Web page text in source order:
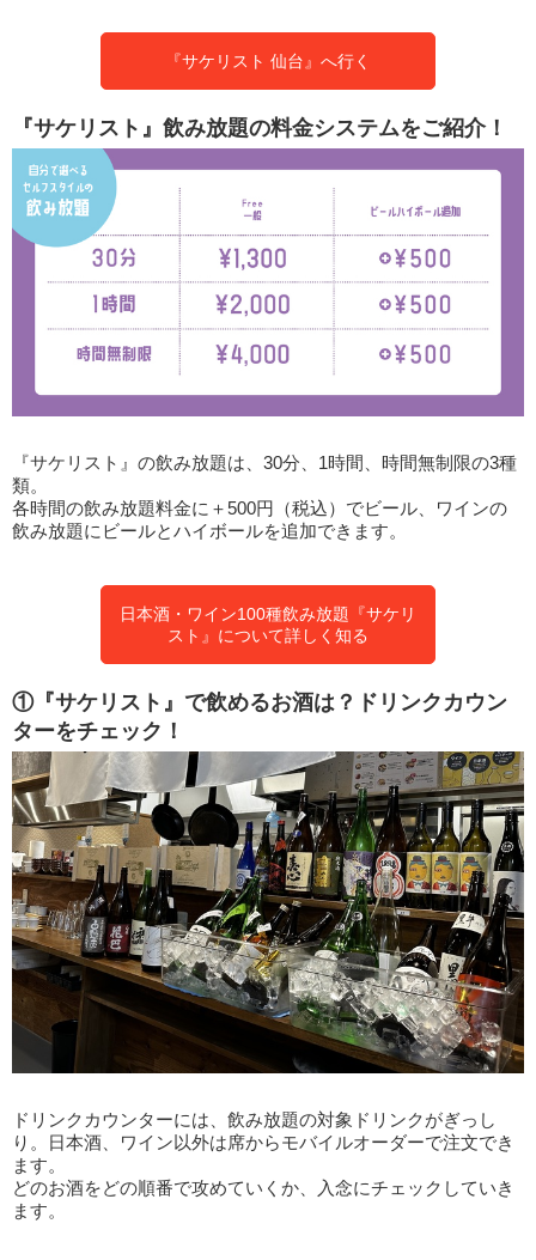
『サケリスト 仙台』へ行く
『サケリスト』飲み放題の料金システムをご紹介！
『サケリスト』の飲み放題は、30分、1時間、時間無制限の3種
類。
各時間の飲み放題料金に＋500円（税込）でビール、ワインの
飲み放題にビールとハイボールを追加できます。
日本酒・ワイン100種飲み放題『サケリ
スト』について詳しく知る
①『サケリスト』で飲めるお酒は？ドリンクカウン
ターをチェック！
ドリンクカウンターには、飲み放題の対象ドリンクがぎっし
り。日本酒、ワイン以外は席からモバイルオーダーで注文でき
ます。
どのお酒をどの順番で攻めていくか、入念にチェックしていき
ます。